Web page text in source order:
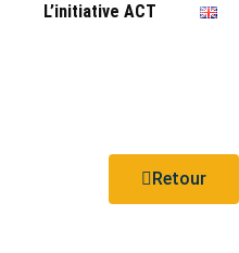
L’initiative ACT
Retour